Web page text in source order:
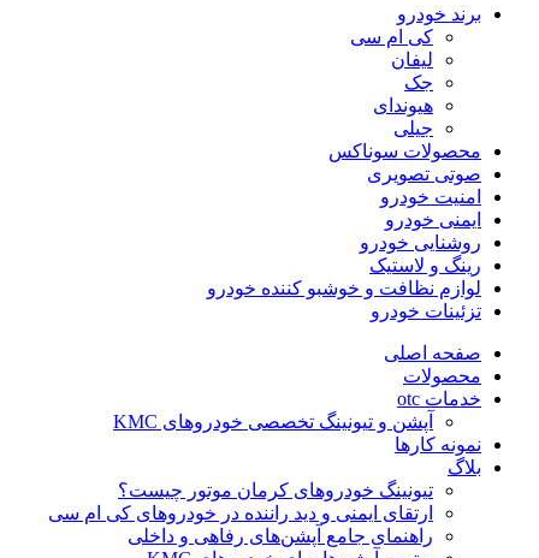
برند خودرو
کی ام سی
لیفان
جک
هیوندای
جیلی
محصولات سوناکس
صوتی تصویری
امنیت خودرو
ایمنی خودرو
روشنایی خودرو
رینگ و لاستیک
لوازم نظافت و خوشبو کننده خودرو
تزئینات خودرو
صفحه اصلی
محصولات
خدمات otc
آپشن و تیونینگ تخصصی خودروهای KMC
نمونه کارها
بلاگ
تیونینگ خودروهای کرمان موتور چیست؟
ارتقای ایمنی و دید راننده در خودروهای کی ام سی
راهنمای جامع آپشن‌های رفاهی و داخلی